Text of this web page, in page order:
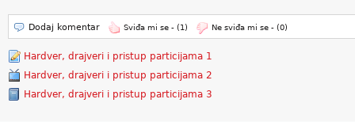
Dodaj komentar Sviđa mi se - (1) Ne sviđa mi se - (0)
Hardver, drajveri i pristup particijama 1
Hardver, drajveri i pristup particijama 2
Hardver, drajveri i pristup particijama 3